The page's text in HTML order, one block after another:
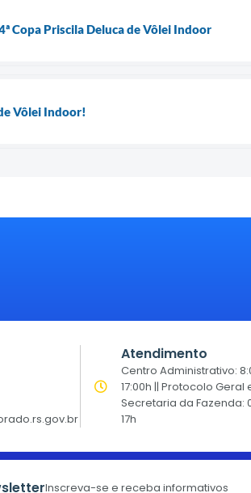
Copa Priscila Deluca de Vôlei Indoor
Vôlei Indoor!
Inscreva-se e receba informativos
Atendimento
Centro Administrativo:
17:00h || Protocolo Geral
Secretaria da Fazenda:
17h